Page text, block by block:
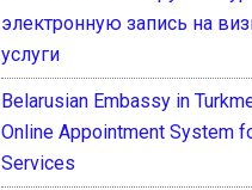
электронную запись на
услуги
Belarusian Embassy in
Online Appointment System
Services